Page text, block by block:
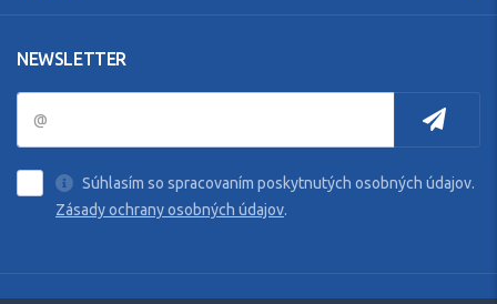
NEWSLETTER
Súhlasím so spracovaním poskytnutých osobných údajov.
Zásady ochrany osobných údajov.